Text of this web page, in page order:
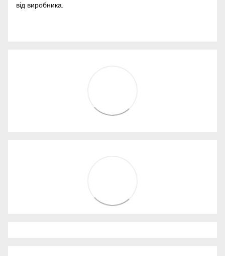
від виробника.